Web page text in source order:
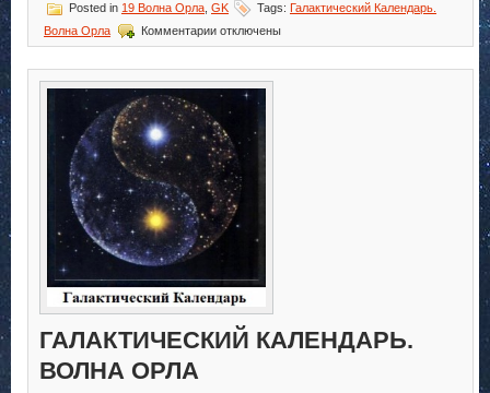
Posted in 19 Волна Орла GK Tags: Галактический Календарь.
Волна Орла
Комментариик
записи
Календарь.
Волна
Орла
отключены
ГАЛАКТИЧЕСКИЙ КАЛЕНДАРЬ.
ВОЛНА ОРЛА